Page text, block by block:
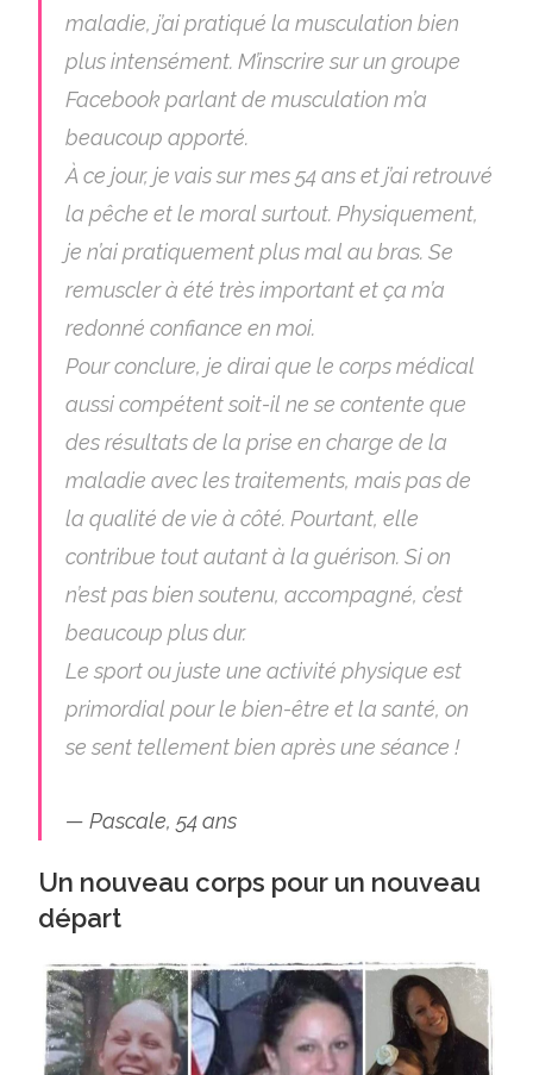
maladie, j’ai pratiqué la musculation bien
plus intensément. M’inscrire sur un groupe
Facebook parlant de musculation m’a
beaucoup apporté.
À ce jour, je vais sur mes 54 ans et j’ai retrouvé
la pêche et le moral surtout. Physiquement,
je n’ai pratiquement plus mal au bras. Se
remuscler à été très important et ça m’a
redonné confiance en moi.
Pour conclure, je dirai que le corps médical
aussi compétent soit-il ne se contente que
des résultats de la prise en charge de la
maladie avec les traitements, mais pas de
la qualité de vie à côté. Pourtant, elle
contribue tout autant à la guérison. Si on
n’est pas bien soutenu, accompagné, c’est
beaucoup plus dur.
Le sport ou juste une activité physique est
primordial pour le bien-être et la santé, on
se sent tellement bien après une séance !
Pascale, 54 ans
Un nouveau corps pour un nouveau
départ